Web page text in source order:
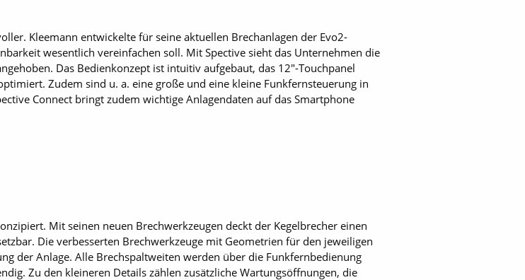
Kleemann entwickelte für seine aktuellen Brechanlagen der Evo2-
wesentlich vereinfachen soll. Mit Spective sieht das Unternehmen die
Das Bedienkonzept ist intuitiv aufgebaut, das 12"-Touchpanel
Zudem sind u. a. eine große und eine kleine Funkfernsteuerung in
Connect bringt zudem wichtige Anlagendaten auf das Smartphone
Mit seinen neuen Brechwerkzeugen deckt der Kegelbrecher einen
Die verbesserten Brechwerkzeuge mit Geometrien für den jeweiligen
der Anlage. Alle Brechspaltweiten werden über die Funkfernbedienung
Zu den kleineren Details zählen zusätzliche Wartungsöffnungen, die